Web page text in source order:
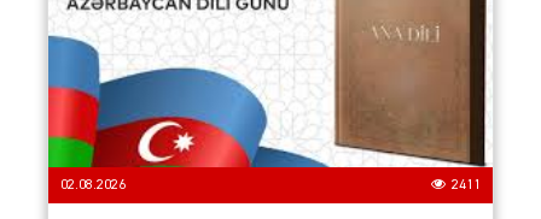
02.08.2026 2411